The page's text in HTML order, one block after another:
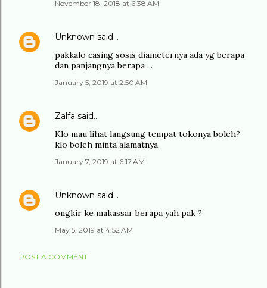
November 18, 2018 at 6:38 AM
Unknown said…
pakkalo casing sosis diameternya ada yg berapa
dan panjangnya berapa ...
January 5, 2019 at 2:50 AM
Zalfa said…
Klo mau lihat langsung tempat tokonya boleh?
klo boleh minta alamatnya
January 7, 2019 at 6:17 AM
Unknown said…
ongkir ke makassar berapa yah pak ?
May 5, 2019 at 4:52 AM
POST A COMMENT